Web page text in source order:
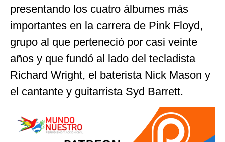
presentando los cuatro álbumes más
importantes en la carrera de Pink Floyd,
grupo al que perteneció por casi veinte
años y que fundó al lado del tecladista
Richard Wright, el baterista Nick Mason y
el cantante y guitarrista Syd Barrett.